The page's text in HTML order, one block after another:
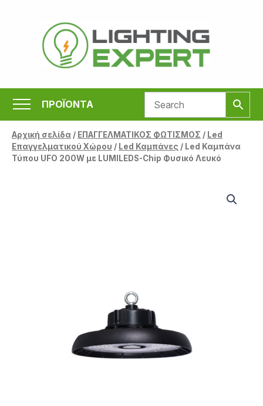
περιεχόμενο
ΠΡΟΪΟΝΤΑ
Αρχική σελίδα/ ΕΠΑΓΓΕΛΜΑΤΙΚΟΣ ΦΩΤΙΣΜΟΣ / Led
Επαγγελματικού Χώρου / Led Καμπάνες / Led Καμπάνα
Τύπου UFO 200W με LUMILEDS-Chip Φυσικό Λευκό